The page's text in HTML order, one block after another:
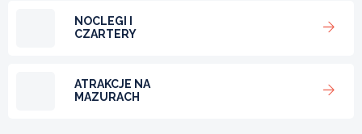
NOCLEGI I
CZARTERY
ATRAKCJE NA
MAZURACH